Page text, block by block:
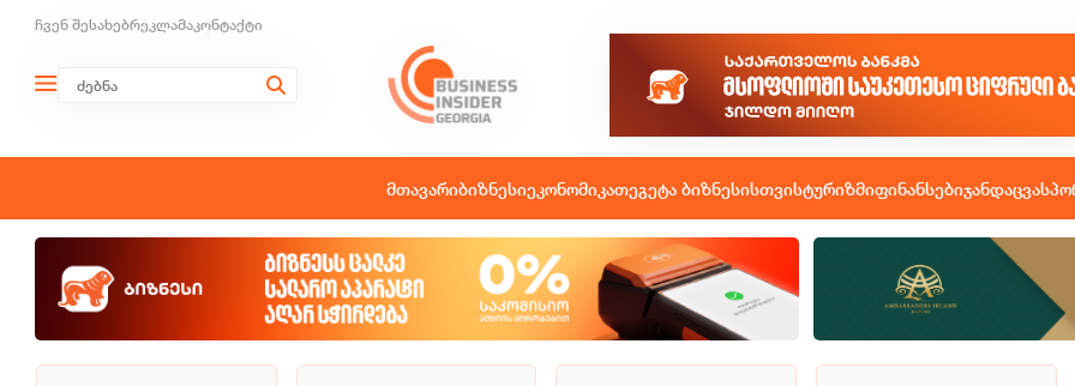
ჩვენ შესახებრეკლამაკონტაქტი
მთავარიბიზნესიეკონომიკათეგეტა ბიზნესისთვისტურიზმიფინანსებიჯანდაცვა